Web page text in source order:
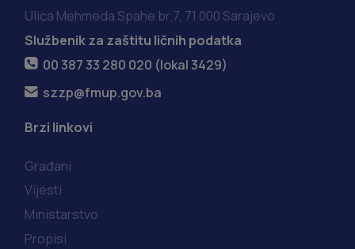
Ulica Mehmeda Spahe br.7, 71 000 Sarajevo
Službenik za zaštitu ličnih podatka
00 387 33 280 020 (lokal 3429)
szzp@fmup.gov.ba
Brzi linkovi
Građani
Vijesti
Ministarstvo
Propisi